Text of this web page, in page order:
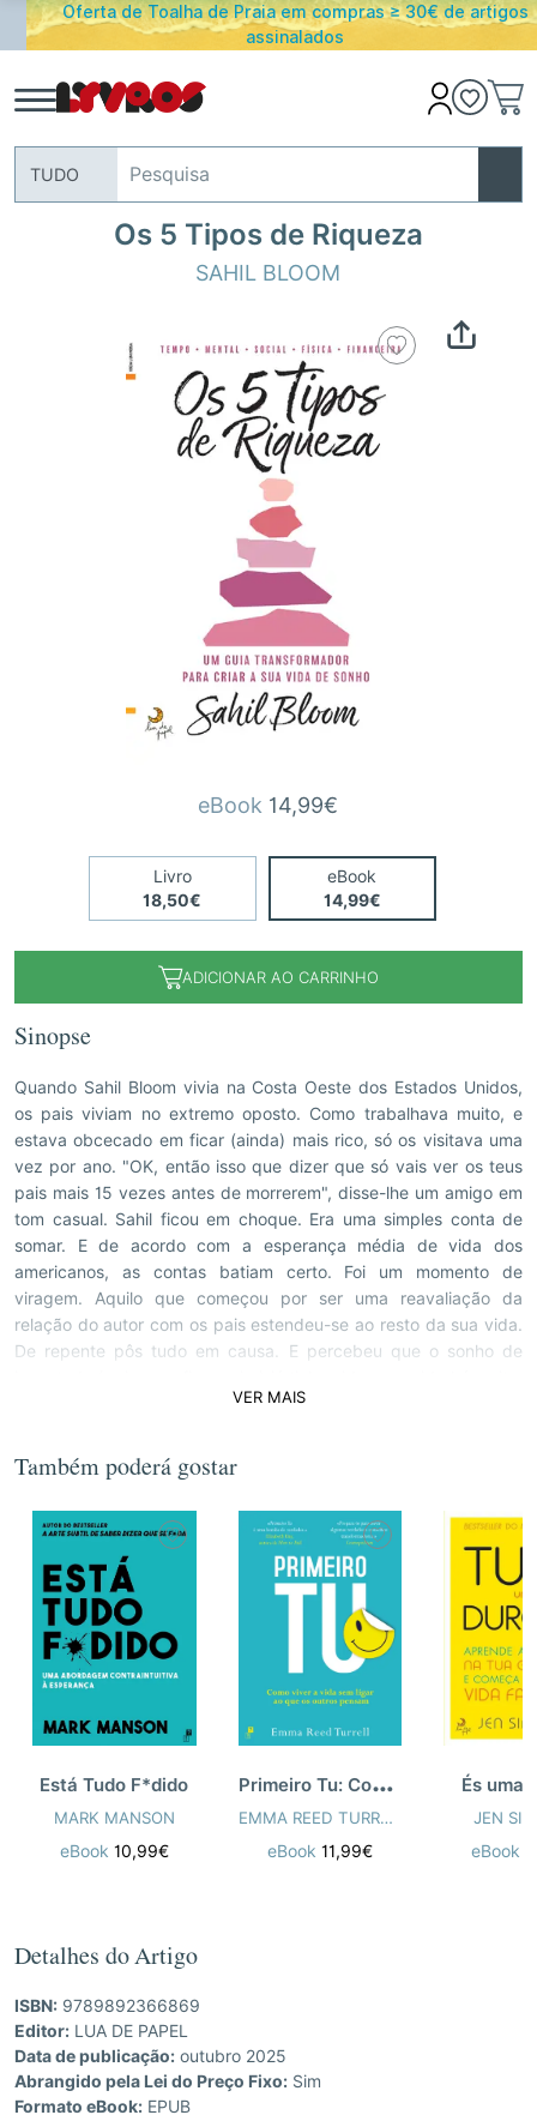
Oferta de Toalha de Praia em compras ≥ 30€ de artigos
assinalados
TUDO
Os 5 Tipos de Riqueza
SAHIL BLOOM
eBook 14,99€
Livro
18,50€
eBook
14,99€
ADICIONAR AO CARRINHO
Sinopse
Quando Sahil Bloom vivia na Costa Oeste dos Estados Unidos,
os pais viviam no extremo oposto. Como trabalhava muito, e
estava obcecado em ficar (ainda) mais rico, só os visitava uma
vez por ano. "OK, então isso que dizer que só vais ver os teus
pais mais 15 vezes antes de morrerem", disse-lhe um amigo em
tom casual. Sahil ficou em choque. Era uma simples conta de
somar. E de acordo com a esperança média de vida dos
americanos, as contas batiam certo. Foi um momento de
viragem. Aquilo que começou por ser uma reavaliação da
relação do autor com os pais estendeu-se ao resto da sua vida.
De repente pôs tudo em causa. E percebeu que o sonho de
Mas e o resto? Não tinha tempo, nem vida social, nem cuidava
pelo caminho que grande parte de nós escolhe por defeito:
primeiro enriquecer, o resto logo se vê. Quando na verdade, o
"resto" é tão importante como o dinheiro. A partir desse insight,
Sahil Bloom foi pesquisar a ciência sobre o assunto, consultou
especialistas nos quatro cantos do mundo, experimentou o que
aprendeu. Até chegar ao modelo que este livro propõe:
equilibrar Os 5 Tipos de Riqueza - de tempo, social, mental,
física e financeira. Para isso, sugere-lhe uma metodologia para
criar mais tempo, para estabelecer laços profundos com os
amigos, para se focar nos objetivos de vida e conquistar a
independência financeira (sabendo quando parar). Seja qual for
a área da sua vida que precisa de ser revitalizada, vai encontrar
aqui uma solução com efeitos a longo prazo.
VER MAIS
Também poderá gostar
Está Tudo F*dido
MARK MANSON
eBook 10,99€
P
rimeiro Tu: Como Viver a Vida Sem Ligar
EMMA REED TURRELL
eBook 11,99€
És uma
JEN
eBook
Detalhes do Artigo
ISBN: 9789892366869
Editor: LUA DE PAPEL
Data de publicação: outubro 2025
Abrangido pela Lei do Preço Fixo: Sim
Formato eBook: EPUB